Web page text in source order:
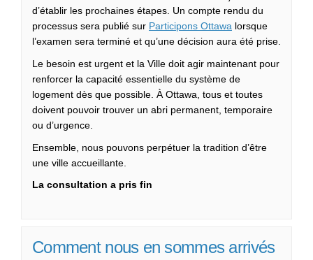
d’établir les prochaines étapes. Un compte rendu du
processus sera publié sur Participons Ottawa lorsque
l’examen sera terminé et qu’une décision aura été prise.
Le besoin est urgent et la Ville doit agir maintenant pour
renforcer la capacité essentielle du système de
logement dès que possible. À Ottawa, tous et toutes
doivent pouvoir trouver un abri permanent, temporaire
ou d’urgence.
Ensemble, nous pouvons perpétuer la tradition d’être
une ville accueillante.
La consultation a pris fin
Comment nous en sommes arrivés